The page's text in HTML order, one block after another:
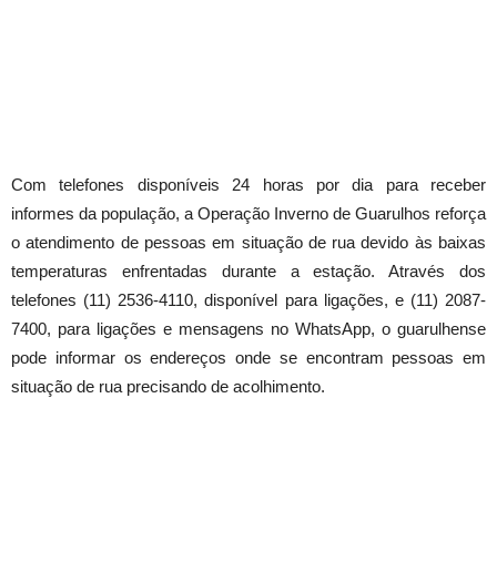
Com telefones disponíveis 24 horas por dia para receber
informes da população, a Operação Inverno de Guarulhos reforça
o atendimento de pessoas em situação de rua devido às baixas
temperaturas enfrentadas durante a estação. Através dos
telefones (11) 2536-4110, disponível para ligações, e (11) 2087-
7400, para ligações e mensagens no WhatsApp, o guarulhense
pode informar os endereços onde se encontram pessoas em
situação de rua precisando de acolhimento.